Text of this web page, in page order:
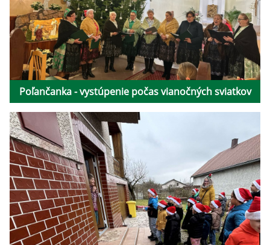
Poľančanka - vystúpenie počas vianočných sviatkov